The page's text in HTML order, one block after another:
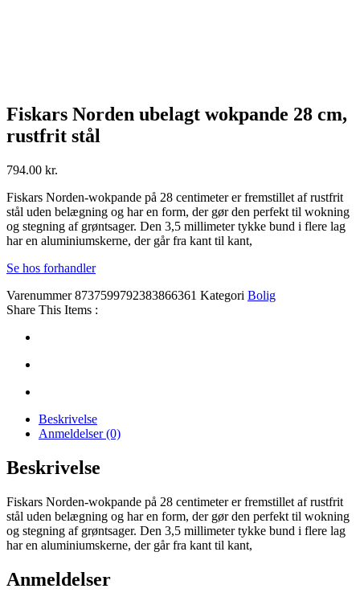
Fiskars Norden ubelagt wokpande 28 cm,
rustfrit stål
794.00 kr.
Fiskars Norden-wokpande på 28 centimeter er fremstillet af rustfrit
stål uden belægning og har en form, der gør den perfekt til wokning
og stegning af grøntsager. Den 3,5 millimeter tykke bund i flere lag
har en aluminiumskerne, der går fra kant til kant,
Se hos forhandler
Varenummer8737599792383866361 Kategori Bolig
Share This Items :
Beskrivelse
Anmeldelser (0)
Beskrivelse
Fiskars Norden-wokpande på 28 centimeter er fremstillet af rustfrit
stål uden belægning og har en form, der gør den perfekt til wokning
og stegning af grøntsager. Den 3,5 millimeter tykke bund i flere lag
har en aluminiumskerne, der går fra kant til kant,
Anmeldelser